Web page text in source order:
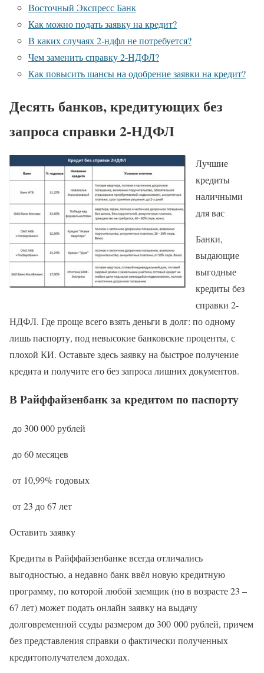
Восточный Экспресс Банк
Как можно подать заявку на кредит?
В каких случаях 2-ндфл не потребуется?
Чем заменить справку 2-НДФЛ?
Как повысить шансы на одобрение заявки на кредит?
Десять банков, кредитующих без
запроса справки 2-НДФЛ
Лучшие
кредиты
наличными
для вас
Банки,
выдающие
выгодные
кредиты без
справки 2-
НДФЛ. Где проще всего взять деньги в долг: по одному
лишь паспорту, под невысокие банковские проценты, с
плохой КИ. Оставьте здесь заявку на быстрое получение
кредита и получите его без запроса лишних документов.
В Райффайзенбанк за кредитом по паспорту
до 300 000 рублей
до 60 месяцев
от 10,99% годовых
от 23 до 67 лет
Оставить заявку
Кредиты в Райффайзенбанке всегда отличались
выгодностью, а недавно банк ввёл новую кредитную
программу, по которой любой заемщик (но в возрасте 23 –
67 лет) может подать онлайн заявку на выдачу
долговременной ссуды размером до 300 000 рублей, причем
без представления справки о фактически полученных
кредитополучателем доходах.